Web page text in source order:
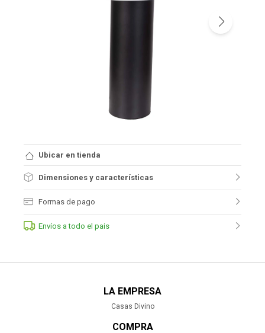
Ubicar en tienda
Dimensiones y características
Formas de pago
Envíos a todo el pais
LA EMPRESA
Casas Divino
COMPRA